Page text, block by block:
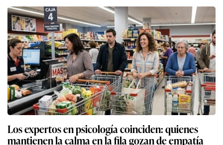
Los expertos en psicología coinciden: quienes
mantienen la calma en la fila gozan de empatía